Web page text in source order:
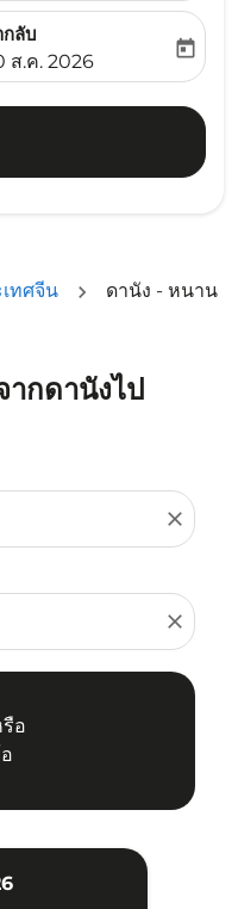
label
ลับ
booking-return-date-
ส.ค. 2026
today
ทศจีน
ดานัง - หนาน
กดานังไป
close
close
อ
างและ/หรือปลายทาง) หรื